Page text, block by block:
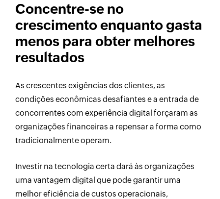
Concentre-se no
crescimento enquanto gasta
menos para obter melhores
resultados
As crescentes exigências dos clientes, as
condições econômicas desafiantes e a entrada de
concorrentes com experiência digital forçaram as
organizações financeiras a repensar a forma como
tradicionalmente operam.
Investir na tecnologia certa dará às organizações
uma vantagem digital que pode garantir uma
melhor eficiência de custos operacionais,